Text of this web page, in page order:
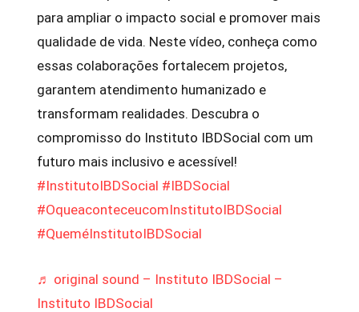
para ampliar o impacto social e promover mais
qualidade de vida. Neste vídeo, conheça como
essas colaborações fortalecem projetos,
garantem atendimento humanizado e
transformam realidades. Descubra o
compromisso do Instituto IBDSocial com um
futuro mais inclusivo e acessível!
#InstitutoIBDSocial #IBDSocial
#OqueaconteceucomInstitutoIBDSocial
#QueméInstitutoIBDSocial
♬ original sound – Instituto IBDSocial –
Instituto IBDSocial